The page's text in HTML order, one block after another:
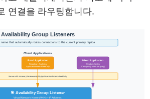
연결을 라우팅합니다.